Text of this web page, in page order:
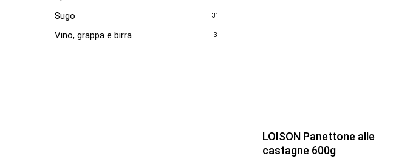
Sugo 31
Vino, grappa e birra 3
LOISON Panettone alle
castagne 600g